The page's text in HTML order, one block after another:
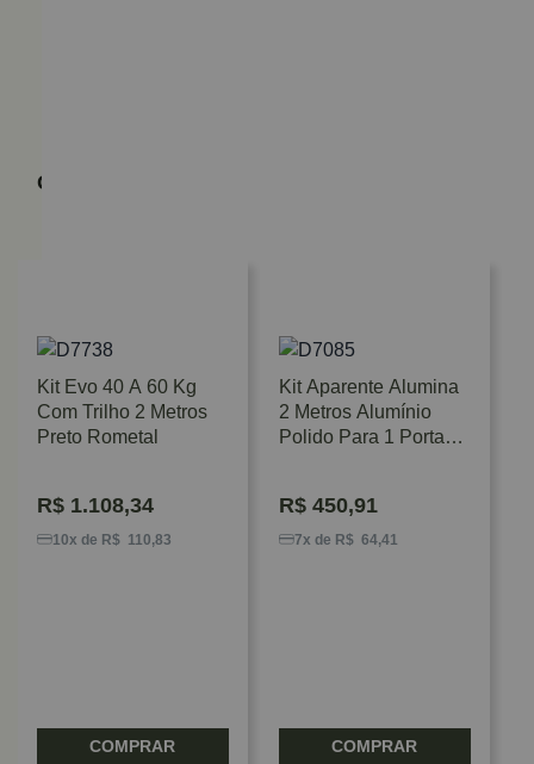
Quem viu, viu também
Kit Evo 40 A 60 Kg
Com Trilho 2 Metros
Preto Rometal
R$ 1.108,34
10x de R$ 110,83
COMPRAR
Kit Aparente Alumina
2 Metros Alumínio
Polido Para 1 Porta
R$ 450,91
7x de R$ 64,41
COMPRAR